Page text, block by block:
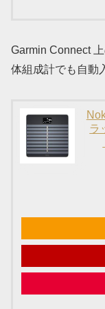
Garmin Connect
体組成計でも自動
ラ